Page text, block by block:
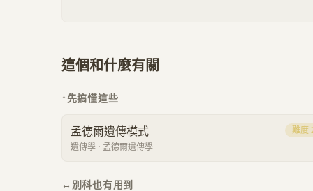
這個和什麼有關
↑ 先搞懂這些
孟德爾遺傳模式
遺傳學 · 孟德爾遺傳學
難度
↔ 別科也有用到